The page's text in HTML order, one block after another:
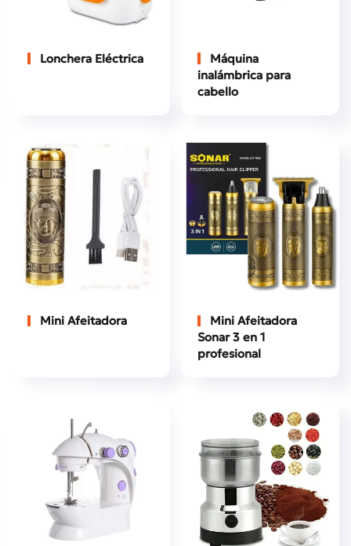
Lonchera Eléctrica
Máquina
inalámbrica para
cabello
Mini Afeitadora
Mini Afeitadora
Sonar 3 en 1
profesional